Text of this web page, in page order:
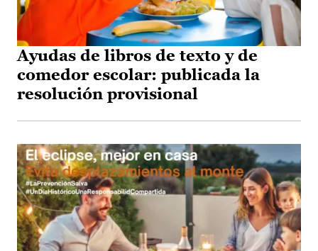
Ayudas de libros de texto y de
comedor escolar: publicada la
resolución provisional